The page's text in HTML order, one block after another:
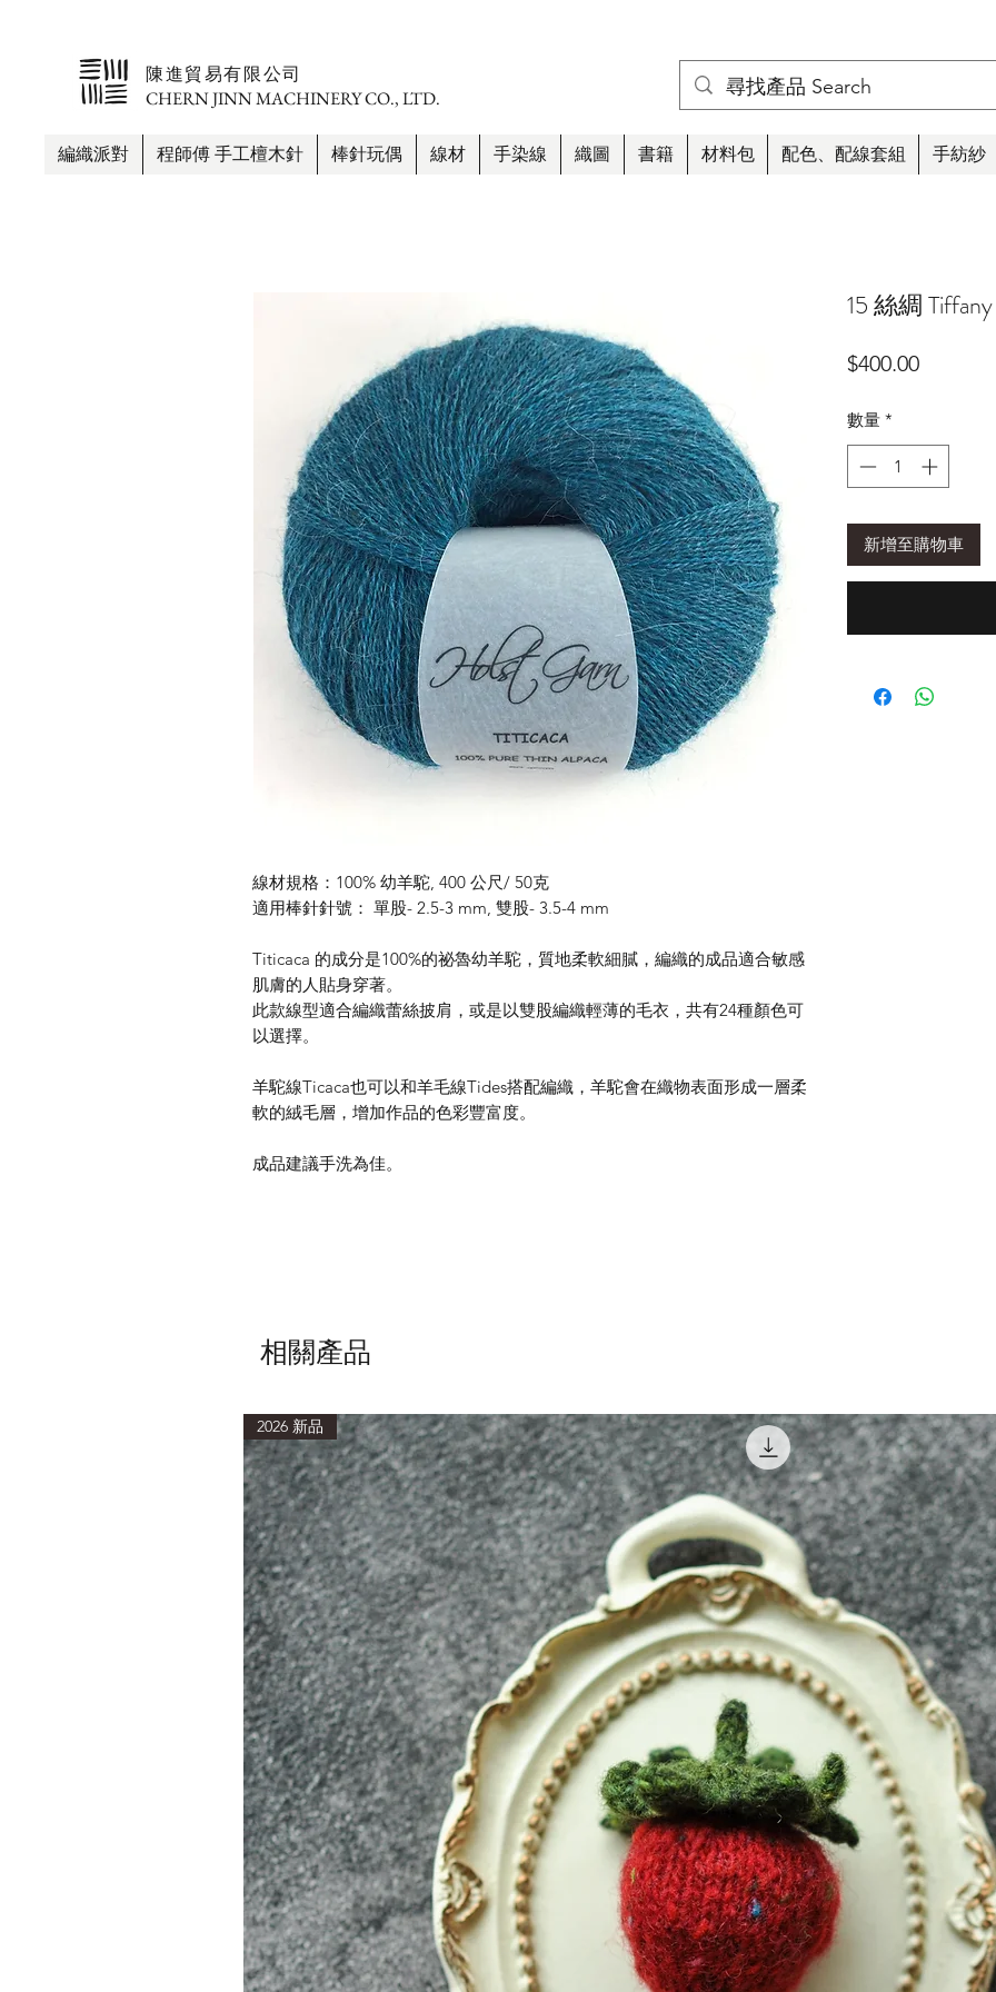
​陳進貿易有限公司
CHERN JINN MACHINERY CO., LTD.
編織派對 程師傅 手工檀木針 棒針玩偶 線材 手染線 織圖 書籍 材料包 配色、配線套組 手紡紗
線材規格：100% 幼羊駝, 400 公尺/ 50克
適用棒針針號： 單股- 2.5-3 mm, 雙股- 3.5-4 mm
Titicaca 的成分是100%的祕魯幼羊駝，質地柔軟細膩，編織的成品適合敏感
肌膚的人貼身穿著。
此款線型適合編織蕾絲披肩，或是以雙股編織輕薄的毛衣，共有24種顏色可
以選擇。
羊駝線Ticaca也可以和羊毛線Tides搭配編織，羊駝會在織物表面形成一層柔
軟的絨毛層，增加作品的色彩豐富度。
成品建議手洗為佳。
15 絲綢 Tiffany
$400.00價
數量 *
新增至購物車
相關產品
2026 新品